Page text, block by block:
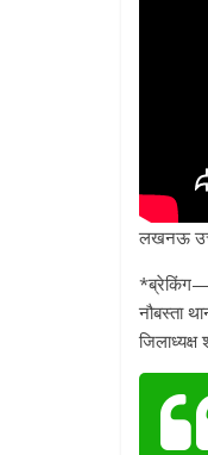
लखनऊ
नौबस्ता